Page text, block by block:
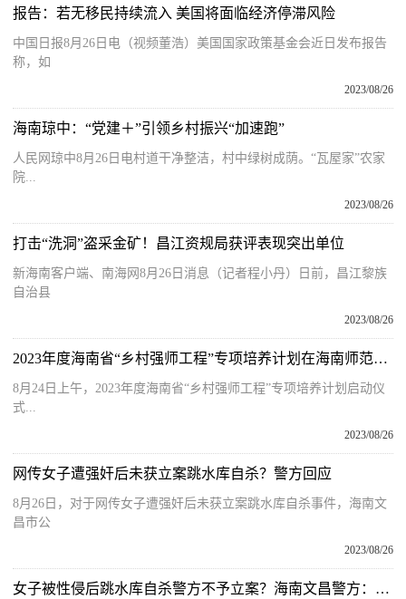
报告：若无移民持续流入 美国将面临经济停滞风险
中国日报8月26日电（视频董浩）美国国家政策基金会近日发布报告
称，如
2023/08/26
海南琼中：“党建＋”引领乡村振兴“加速跑”
人民网琼中8月26日电村道干净整洁，村中绿树成荫。“瓦屋家”农家
院...
2023/08/26
打击“洗洞”盗采金矿！昌江资规局获评表现突出单位
新海南客户端、南海网8月26日消息（记者程小丹）日前，昌江黎族
自治县
2023/08/26
2023年度海南省“乡村强师工程”专项培养计划在海南师范大学启动
8月24日上午，2023年度海南省“乡村强师工程”专项培养计划启动仪
式...
2023/08/26
网传女子遭强奸后未获立案跳水库自杀？警方回应
8月26日，对于网传女子遭强奸后未获立案跳水库自杀事件，海南文
昌市公
2023/08/26
女子被性侵后跳水库自杀警方不予立案？海南文昌警方：成立联合调查组 开展全面复查